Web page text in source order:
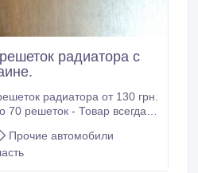
радиатора с
радиатора от 130 грн.
70 решеток - Товар всегда в
всей Украине 1-2 дня -
Гарантия 1 год. Хотите
Прочие автомобили